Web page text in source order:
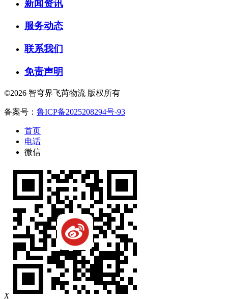
新闻资讯
服务动态
联系我们
免责声明
©2026 智穹界飞芮物流 版权所有
备案号： 鲁ICP备2025208294号-93
首页
电话
微信
X